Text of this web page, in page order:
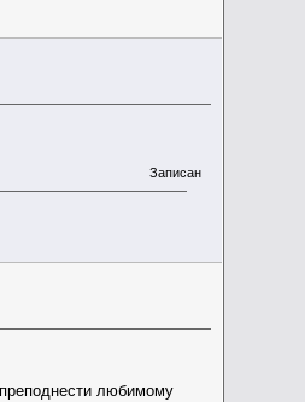
Записан
любимому